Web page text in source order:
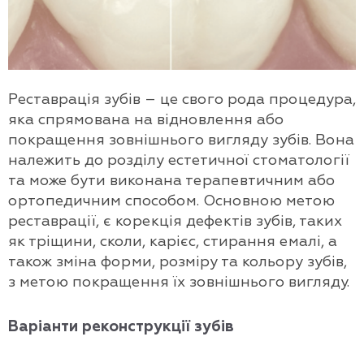
Реставрація зубів – це свого рода процедура,
яка спрямована на відновлення або
покращення зовнішнього вигляду зубів. Вона
належить до розділу естетичної стоматології
та може бути виконана терапевтичним або
ортопедичним способом. Основною метою
реставрації, є корекція дефектів зубів, таких
як тріщини, сколи, карієс, стирання емалі, а
також зміна форми, розміру та кольору зубів,
з метою покращення їх зовнішнього вигляду.
Варіанти реконструкції зубів